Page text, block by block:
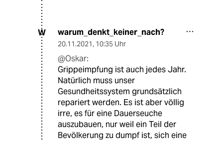
W warum_denkt_keiner_nach?
20.11.2021, 10:35 Uhr
@Oskar:
Grippeimpfung ist auch jedes Jahr.
Natürlich muss unser
Gesundheitssystem grundsätzlich
repariert werden. Es ist aber völlig
irre, es für eine Dauerseuche
auszubauen, nur weil ein Teil der
Bevölkerung zu dumpf ist, sich eine